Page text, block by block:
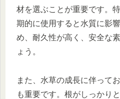
材を選ぶことが重要です。
期的に使用すると水質に影
め、耐久性が高く、安全な
ょう。
また、水草の成長に伴って
も重要です。根がしっかり